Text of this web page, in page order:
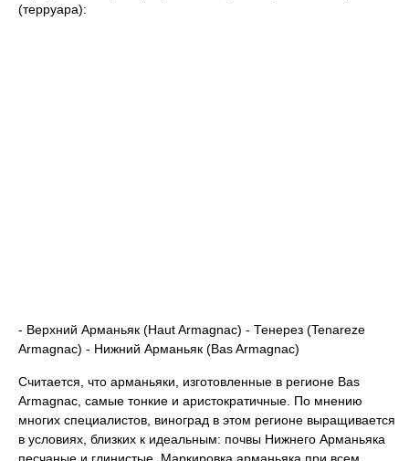
(терруара):
- Верхний Арманьяк (Haut Armagnac) - Тенерез (Tenareze
Armagnac) - Нижний Арманьяк (Bas Armagnac)
Считается, что арманьяки, изготовленные в регионе Bas
Armagnac, cамые тонкие и аристократичные. По мнению
многих специалистов, виноград в этом регионе выращивается
в условиях, близких к идеальным: почвы Нижнего Арманьяка